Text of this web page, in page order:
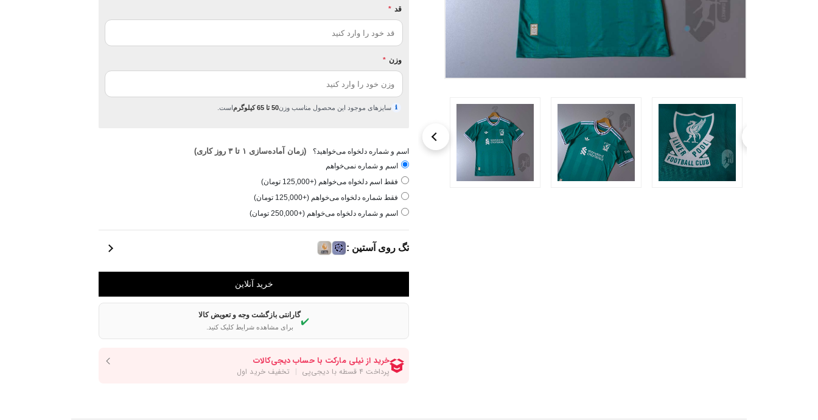
قد *
وزن *
ℹ سایزهای موجود این محصول مناسب وزن50 تا 65 کیلوگرم است.
اسم و شماره دلخواه می‌خواهید؟ (زمان آماده‌سازی ۱ تا ۳ روز کاری)
اسم و شماره نمی‌خواهم
فقط اسم دلخواه می‌خواهم (+125,000 تومان)
فقط شماره دلخواه می‌خواهم (+125,000 تومان)
اسم و شماره دلخواه می‌خواهم (+250,000 تومان)
تگ روی آستین :
✔️
گارانتی بازگشت وجه و تعویض کالا
برای مشاهده شرایط کلیک کنید.